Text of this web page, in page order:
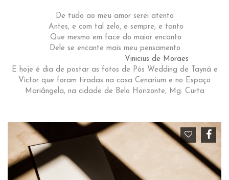
De tudo ao meu amor serei atento
Antes, e com tal zelo, e sempre, e tanto
Que mesmo em face do maior encanto
Dele se encante mais meu pensamento.
Vinicius de Moraes
E hoje é dia de postar as fotos de Pós Wedding de Tayná e
Victor que foram tiradas na casa Cenarium e no Espaço
Mariângela, na cidade de Belo Horizonte, Mg. Curta